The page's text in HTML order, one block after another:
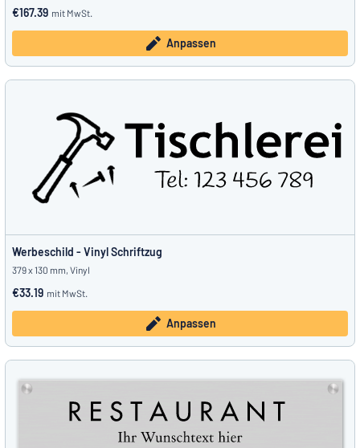
€167.39 mit MwSt.
Anpassen
Werbeschild - Vinyl Schriftzug
379 x 130 mm, Vinyl
€33.19 mit MwSt.
Anpassen